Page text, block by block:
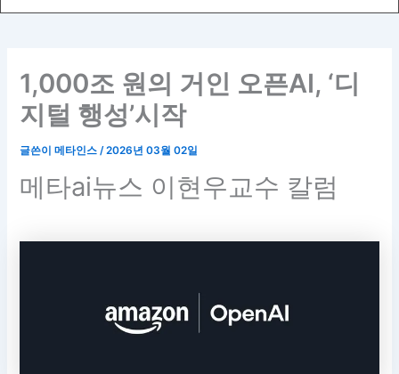
1,000조 원의 거인 오픈AI, ‘디
지털 행성’시작
글쓴이메타인스 /2026년 03월 02일
메타ai뉴스 이현우교수 칼럼